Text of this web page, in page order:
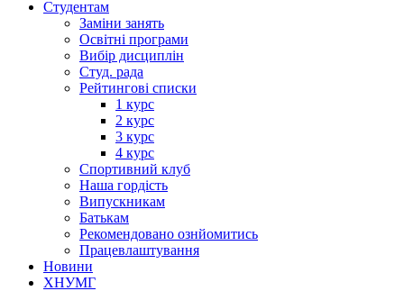
Студентам
Заміни занять
Освітні програми
Вибір дисциплін
Студ. рада
Рейтингові списки
1 курс
2 курс
3 курс
4 курс
Спортивний клуб
Наша гордість
Випускникам
Батькам
Рекомендовано ознйомитись
Працевлаштування
Новини
ХНУМГ